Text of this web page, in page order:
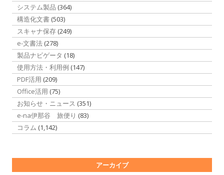
システム製品 (364)
構造化文書 (503)
スキャナ保存 (249)
e-文書法 (278)
製品ナビゲータ (18)
使用方法・利用例 (147)
PDF活用 (209)
Office活用 (75)
お知らせ・ニュース (351)
e-na伊那谷 旅便り (83)
コラム (1,142)
アーカイブ